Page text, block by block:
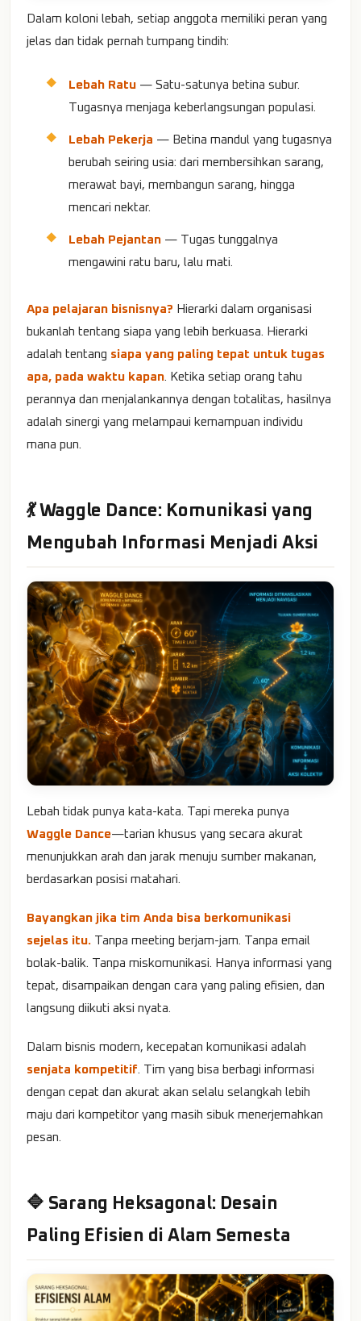
Dalam koloni lebah, setiap anggota memiliki peran yang
jelas dan tidak pernah tumpang tindih:
Lebah Ratu — Satu-satunya betina subur.
Tugasnya menjaga keberlangsungan populasi.
Lebah Pekerja — Betina mandul yang tugasnya
berubah seiring usia: dari membersihkan sarang,
merawat bayi, membangun sarang, hingga
mencari nektar.
Lebah Pejantan — Tugas tunggalnya
mengawini ratu baru, lalu mati.
Apa pelajaran bisnisnya? Hierarki dalam organisasi
bukanlah tentang siapa yang lebih berkuasa. Hierarki
adalah tentang siapa yang paling tepat untuk tugas
apa, pada waktu kapan . Ketika setiap orang tahu
perannya dan menjalankannya dengan totalitas, hasilnya
adalah sinergi yang melampaui kemampuan individu
mana pun.
💃 Waggle Dance: Komunikasi yang
Mengubah Informasi Menjadi Aksi
Lebah tidak punya kata-kata. Tapi mereka punya
Waggle Dance—tarian khusus yang secara akurat
menunjukkan arah dan jarak menuju sumber makanan,
berdasarkan posisi matahari.
Bayangkan jika tim Anda bisa berkomunikasi
sejelas itu. Tanpa meeting berjam-jam. Tanpa email
bolak-balik. Tanpa miskomunikasi. Hanya informasi yang
tepat, disampaikan dengan cara yang paling efisien, dan
langsung diikuti aksi nyata.
Dalam bisnis modern, kecepatan komunikasi adalah
senjata kompetitif . Tim yang bisa berbagi informasi
dengan cepat dan akurat akan selalu selangkah lebih
maju dari kompetitor yang masih sibuk menerjemahkan
pesan.
🔷 Sarang Heksagonal: Desain
Paling Efisien di Alam Semesta